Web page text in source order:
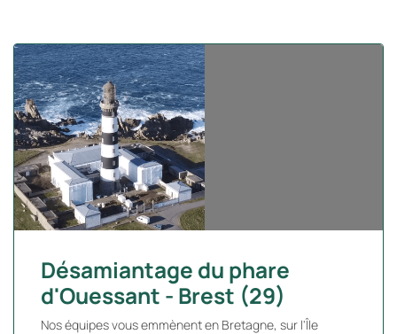
Désamiantage du phare
d'Ouessant - Brest (29)
Nos équipes vous emmènent en Bretagne, sur l'Île